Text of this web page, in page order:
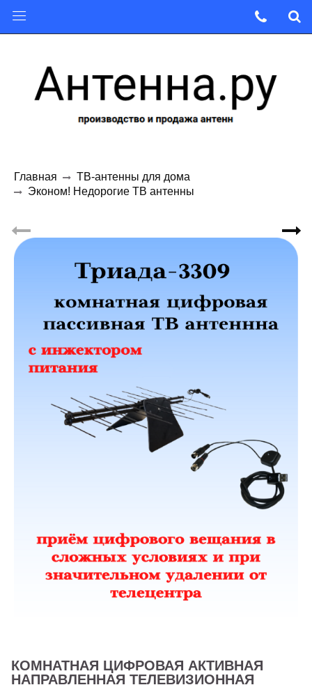
Главная
ТВ-антенны для дома
Эконом! Недорогие ТВ антенны
КОМНАТНАЯ ЦИФРОВАЯ АКТИВНАЯ
НАПРАВЛЕННАЯ ТЕЛЕВИЗИОННАЯ